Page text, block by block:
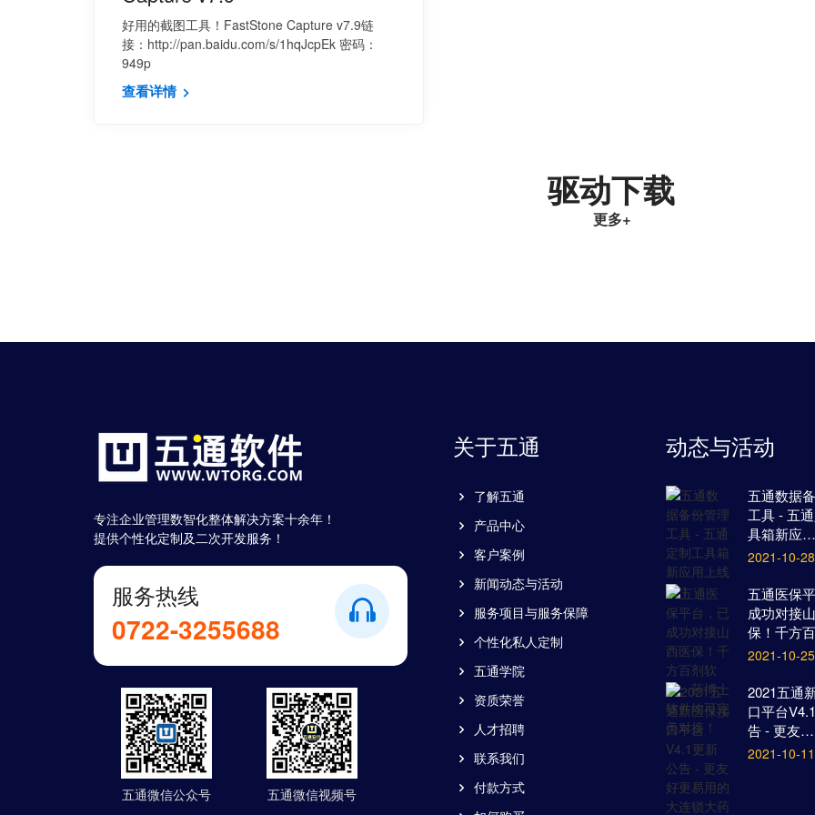
好用的截图工具！FastStone Capture v7.9链
接：http://pan.baidu.com/s/1hqJcpEk 密码：
949p
查看详情
驱动下载
更多+
专注企业管理数智化整体解决方案十余年！
提供个性化定制及二次开发服务！
服务热线
0722-3255688
五通微信公众号 五通微信视频号
关于五通
了解五通
产品中心
客户案例
新闻动态与活动
服务项目与服务保障
个性化私人定制
五通学院
资质荣誉
人才招聘
联系我们
付款方式
动态与活动
五通数据
工具 - 五
具箱新应…
2021-10-28
五通医保
成功对接
保！千方
2021-10-25
2021五通
口平台
告 - 更友…
2021-10-11